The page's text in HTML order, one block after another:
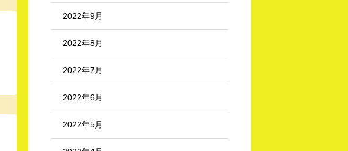
2022年9月
2022年8月
2022年7月
2022年6月
2022年5月